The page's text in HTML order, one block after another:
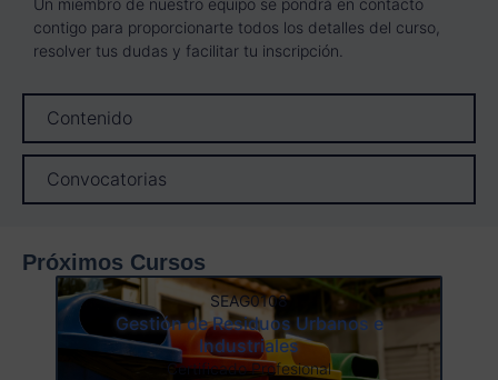
Contenido
Convocatorias
Un miembro de nuestro equipo se pondrá en contacto
contigo para proporcionarte todos los detalles del curso,
resolver tus dudas y facilitar tu inscripción.
Próximos Cursos
SEAG0108
Gestión de Residuos Urbanos e
Industriales
Certificado Profesional